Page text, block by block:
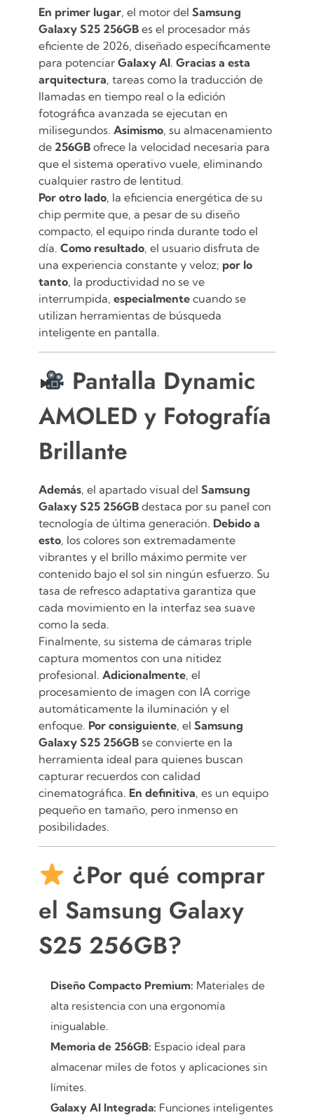
En primer lugar, el motor del Samsung
Galaxy S25 256GB es el procesador más
eficiente de 2026, diseñado específicamente
para potenciar Galaxy AI. Gracias a esta
arquitectura, tareas como la traducción de
llamadas en tiempo real o la edición
fotográfica avanzada se ejecutan en
milisegundos. Asimismo, su almacenamiento
de 256GB ofrece la velocidad necesaria para
que el sistema operativo vuele, eliminando
cualquier rastro de lentitud.
Por otro lado, la eficiencia energética de su
chip permite que, a pesar de su diseño
compacto, el equipo rinda durante todo el
día. Como resultado, el usuario disfruta de
una experiencia constante y veloz; por lo
tanto, la productividad no se ve
interrumpida, especialmente cuando se
utilizan herramientas de búsqueda
inteligente en pantalla.
Pantalla Dynamic
AMOLED y Fotografía
Brillante
Además, el apartado visual del Samsung
Galaxy S25 256GB destaca por su panel con
tecnología de última generación. Debido a
esto, los colores son extremadamente
vibrantes y el brillo máximo permite ver
contenido bajo el sol sin ningún esfuerzo. Su
tasa de refresco adaptativa garantiza que
cada movimiento en la interfaz sea suave
como la seda.
Finalmente, su sistema de cámaras triple
captura momentos con una nitidez
profesional. Adicionalmente, el
procesamiento de imagen con IA corrige
automáticamente la iluminación y el
enfoque. Por consiguiente, el Samsung
Galaxy S25 256GB se convierte en la
herramienta ideal para quienes buscan
capturar recuerdos con calidad
cinematográfica. En definitiva, es un equipo
pequeño en tamaño, pero inmenso en
posibilidades.
¿Por qué comprar
el Samsung Galaxy
S25 256GB?
Diseño Compacto Premium: Materiales de
alta resistencia con una ergonomía
inigualable.
Memoria de 256GB: Espacio ideal para
almacenar miles de fotos y aplicaciones sin
límites.
Galaxy AI Integrada: Funciones inteligentes